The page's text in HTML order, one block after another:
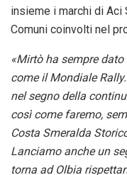
insieme i marchi di
Comuni coinvolti nel
«Mirtò ha sempre
come il Mondiale
nel segno della
così come faremo,
Costa Smeralda
Lanciamo anche un
torna ad Olbia